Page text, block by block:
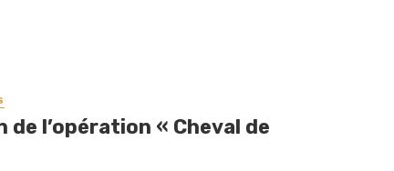
de l’opération « Cheval de